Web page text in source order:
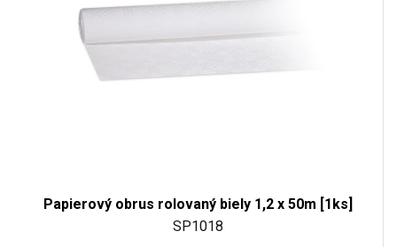
Papierový obrus rolovaný biely 1,2 x 50m [1ks]
SP1018